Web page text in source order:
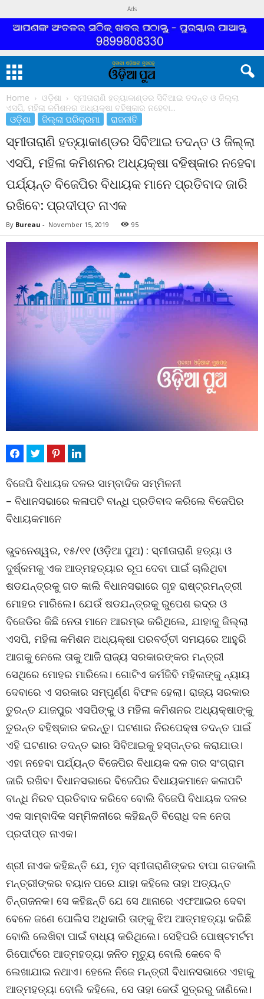
Ads
Home ଓଡ଼ିଶା
ସ୍ମୀତାରାଣି ହତ୍ୟାକାଣ୍ଡର ସିବିଆଇ ତଦନ୍ତ ଓ ଜିଲ୍ଲା
ଏସପି, ମହିଳା କମିଶନର ଅଧ୍ୟକ୍ଷା ବହିଷ୍କାର ନହେବା...
ଓଡ଼ିଶା ଜିଲ୍ଲା ପରିକ୍ରମା ରାଜନୀତି
ସ୍ମୀତାରାଣି ହତ୍ୟାକାଣ୍ଡର ସିବିଆଇ ତଦନ୍ତ ଓ ଜିଲ୍ଲା
ଏସପି, ମହିଳା କମିଶନର ଅଧ୍ୟକ୍ଷା ବହିଷ୍କାର ନହେବା
ପର୍ଯ୍ୟନ୍ତ ବିଜେପିର ବିଧାୟକ ମାନେ ପ୍ରତିବାଦ ଜାରି
ରଖିବେ: ପ୍ରଦୀପ୍ତ ନାଏକ
By Bureau - November 15, 2019 95
ବିଜେପି ବିଧାୟକ ଦଳର ସାମ୍ବାଦିକ ସମ୍ମିଳନୀ
– ବିଧାନସଭାରେ କଳାପଟି ବାନ୍ଧି ପ୍ରତିବାଦ କରିଲେ ବିଜେପିର
ବିଧାୟକମାନେ
ଭୁବନେଶ୍ୱର, ୧୫/୧୧ (ଓଡ଼ିଆ ପୁଅ) : ସ୍ମୀତାରାଣି ହତ୍ୟା ଓ
ଦୁର୍ଷ୍କମକୁ ଏକ ଆତ୍ମହତ୍ୟାର ରୂପ ଦେବା ପାଇଁ ଚାଲିଥିବା
ଷଡଯନ୍ତ୍ରକୁ ଗତ କାଲି ବିଧାନସଭାରେ ଗୃହ ରାଷ୍ଟ୍ରମନ୍ତ୍ରୀ
ମୋହର ମାରିଲେ। ଯେଉଁ ଷଡଯନ୍ତ୍ରକୁ ରୁପେଶ ଭଦ୍ର ଓ
ବିଜେଡିର କିଛି ନେତା ମାନେ ଆରମ୍ଭ କରିଥିଲେ, ଯାହାକୁ ଜିଲ୍ଲା
ଏସପି, ମହିଳା କମିଶନ ଅଧ୍ୟକ୍ଷା ପରବର୍ତ୍ତୀ ସମୟରେ ଆହୁରି
ଆଗକୁ ନେଲେ ତାକୁ ଆଜି ରାଜ୍ୟ ସରକାରଙ୍କର ମନ୍ତ୍ରୀ
ସେଥିରେ ମୋହର ମାରିଲେ। ଗୋଟିଏ କର୍ମଜିବି ମହିଳାଙ୍କୁ ନ୍ୟାୟ
ଦେବାରେ ଏ ସରକାର ସମ୍ପୃର୍ଣ୍ଣ ବିଫଳ ହେଲା। ରାଜ୍ୟ ସରକାର
ତୁରନ୍ତ ଯାଜପୁର ଏସପିଙ୍କୁ ଓ ମହିଳା କମିଶନର ଅଧ୍ୟକ୍ଷାଙ୍କୁ
ତୁରନ୍ତ ବହିଷ୍କାର କରନ୍ତୁ। ଘଟଣାର ନିରପେକ୍ଷ ତଦନ୍ତ ପାଇଁ
ଏହି ଘଟଣାର ତଦନ୍ତ ଭାର ସିବିଆଇକୁ ହସ୍ତାନ୍ତର କରାଯାଉ।
ଏହା ନହେବା ପର୍ଯ୍ୟନ୍ତ ବିଜେପିର ବିଧାୟକ ଦଳ ତାର ସଂଗ୍ରାମ
ଜାରି ରଖିବ। ବିଧାନସଭାରେ ବିଜେପିର ବିଧାୟକମାନେ କଳାପଟି
ବାନ୍ଧି ନିରବ ପ୍ରତିବାଦ କରିବେ ବୋଲି ବିଜେପି ବିଧାୟକ ଦଳର
ଏକ ସାମ୍ବାଦିକ ସମ୍ମିଳନୀରେ କହିଛନ୍ତି ବିରୋଧି ଦଳ ନେତା
ପ୍ରଦୀପ୍ତ ନାଏକ।
ଶ୍ରୀ ନାଏକ କହିଛନ୍ତି ଯେ, ମୃତ ସ୍ମୀତାରାଣିଙ୍କର ବାପା ଗତକାଲି
ମନ୍ତ୍ରୀଙ୍କର ବୟାନ ପରେ ଯାହା କହିଲେ ତାହା ଅତ୍ୟନ୍ତ
ଚିନ୍ତାଜନକ। ସେ କହିଛନ୍ତି ଯେ ସେ ଥାନାରେ ଏଫଆଇର ଦେବା
ବେଳେ ଜଣେ ପୋଲିସ ଅଧିକାରି ତାଙ୍କୁ ଝିଅ ଆତ୍ମହତ୍ୟା କରିଛି
ବୋଲି ଲେଖିବା ପାଇଁ ବାଧ୍ୟ କରିଥିଲେ। ସେହିପରି ପୋଷ୍ଟମର୍ଟମ
ରିପୋର୍ଟରେ ଆତ୍ମହତ୍ୟା ଜନିତ ମୃତ୍ୟୁ ବୋଲି କେବେ ବି
ଲେଖାଯାଇ ନଥାଏ। ହେଲେ ନିଜେ ମନ୍ତ୍ରୀ ବିଧାନସଭାରେ ଏହାକୁ
ଆତ୍ମହତ୍ୟା ବୋଲି କହିଲେ, ସେ ତାହା କେଉଁ ସୁତ୍ରରୁ ଜାଣିଲେ।